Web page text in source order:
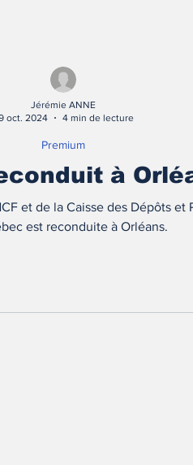
à
et de la Caisse des Dépôts et
est reconduite à Orléans.
Premium
Jérémie ANNE
oct. 2024
4 min de lecture